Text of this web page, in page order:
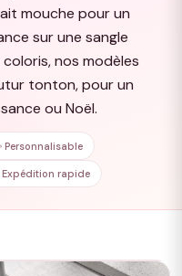
mouche pour un
sur une sangle
nos modèles
tonton, pour un
ou Noël.
Expédition rapide